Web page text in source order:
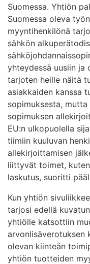
Suomessa. Yhtiön
Suomessa oleva
myyntihenkilönä
sähkön
yhteydessä uusiin ja
tarjoten heille näitä
asiakkaiden kanssa
sopimuksesta,
sopimuksen
EU:n ulkopuolella
tiimiin kuuluvan
allekirjoittamisen
liittyvät toimet,
laskutus, suoritti
Kun yhtiön
tarjosi edellä
yhtiölle katsottiin
arvonlisäverotuksen
olevan kiinteän
yhtiön tuotteiden